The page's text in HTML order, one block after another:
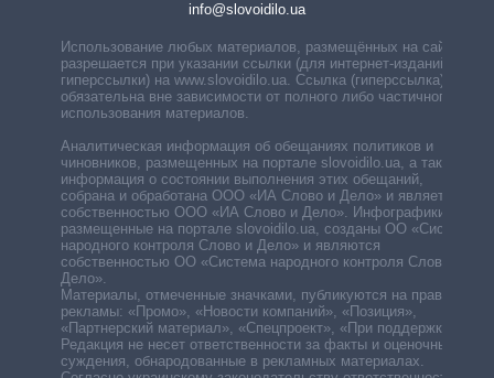
info@slovoidilo.ua
Использование любых материалов, размещённых на сайте,
разрешается при указании ссылки (для интернет-изданий —
гиперссылки) на www.slovoidilo.ua. Ссылка (гиперссылка)
обязательна вне зависимости от полного либо частичного
использования материалов.
Аналитическая информация об обещаниях политиков и
чиновников, размещенных на портале slovoidilo.ua, а также
информация о состоянии выполнения этих обещаний,
собрана и обработана ООО «ИА Слово и Дело» и является
собственностью ООО «ИА Слово и Дело». Инфографики,
размещенные на портале slovoidilo.ua, созданы ОО «Система
народного контроля Слово и Дело» и являются
собственностью ОО «Система народного контроля Слово и
Дело».
Материалы, отмеченные значками, публикуются на правах
рекламы: «Промо», «Новости компаний», «Позиция»,
«Партнерский материал», «Спецпроект», «При поддержке».
Редакция не несет ответственности за факты и оценочные
суждения, обнародованные в рекламных материалах.